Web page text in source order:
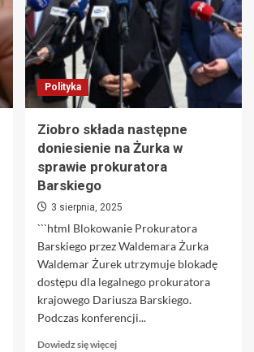
Polityka
Ziobro składa następne
doniesienie na Żurka w
sprawie prokuratora
Barskiego
3 sierpnia, 2025
```html Blokowanie Prokuratora
Barskiego przez Waldemara Żurka
Waldemar Żurek utrzymuje blokadę
dostępu dla legalnego prokuratora
krajowego Dariusza Barskiego.
Podczas konferencji...
Dowiedz się więcejDowiedz